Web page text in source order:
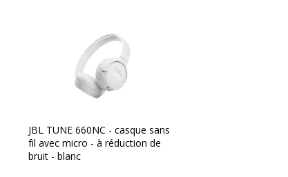
JBL TUNE 660NC - casque sans
fil avec micro - à réduction de
bruit - blanc